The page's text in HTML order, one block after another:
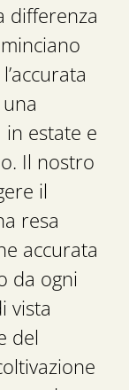
differenza
estate e
Il nostro
il
resa
accurata
da ogni
vista
del